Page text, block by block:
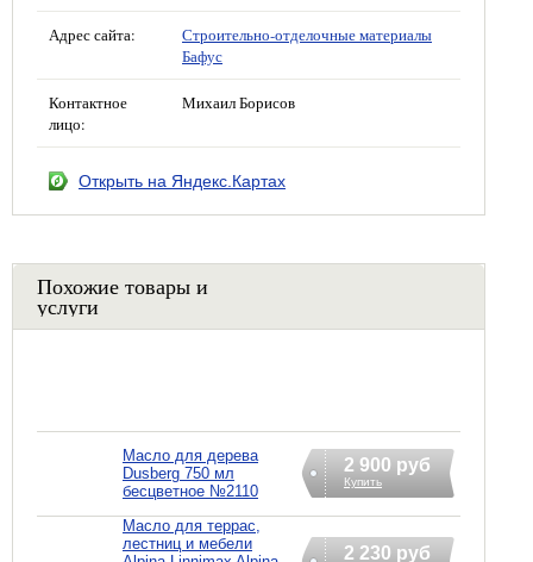
Адрес сайта:
Строительно-отделочные материалы
Бафус
Контактное
лицо:
Михаил Борисов
Открыть на Яндекс.Картах
Похожие товары и
услуги
Масло для дерева
Dusberg 750 мл
бесцветное №2110
2 900 руб
Купить
Масло для террас,
лестниц и мебели
2 230 руб